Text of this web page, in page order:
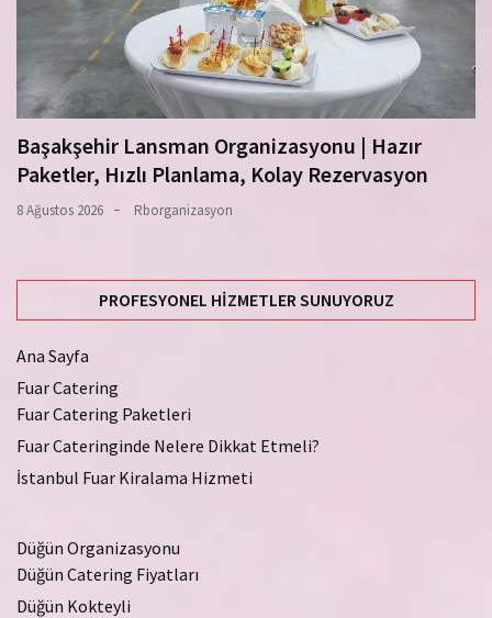
Başakşehir Lansman Organizasyonu | Hazır
Paketler, Hızlı Planlama, Kolay Rezervasyon
8 Ağustos 2026 Rborganizasyon
PROFESYONEL HIZMETLER SUNUYORUZ
Ana Sayfa
Fuar Catering
Fuar Catering Paketleri
Fuar Cateringinde Nelere Dikkat Etmeli?
İstanbul Fuar Kiralama Hizmeti
Düğün Organizasyonu
Düğün Catering Fiyatları
Düğün Kokteyli